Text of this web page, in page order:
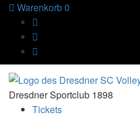
Warenkorb0
Dresdner Sportclub 1898
Tickets